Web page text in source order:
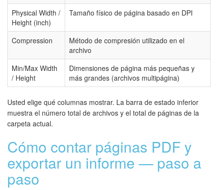
Physical Width /
Height (inch)
Tamaño físico de página basado en DPI
Compression
Método de compresión utilizado en el
archivo
Min/Max Width
/ Height
Dimensiones de página más pequeñas y
más grandes (archivos multipágina)
Usted elige qué columnas mostrar. La barra de estado inferior
muestra el número total de archivos y el total de páginas de la
carpeta actual.
Cómo contar páginas PDF y
exportar un informe — paso a
paso